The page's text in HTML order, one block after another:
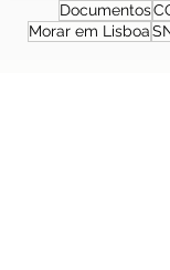
Documentos
Morar em Lisboa